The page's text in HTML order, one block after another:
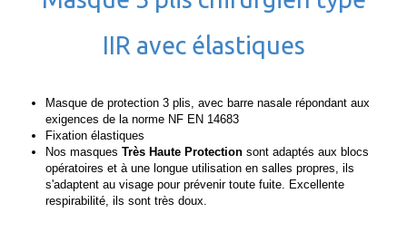
IIR avec élastiques
Masque de protection 3 plis, avec barre nasale répondant aux
exigences de la norme NF EN 14683
Fixation élastiques
Nos masques Très Haute Protection sont adaptés aux blocs
opératoires et à une longue utilisation en salles propres, ils
s'adaptent au visage pour prévenir toute fuite. Excellente
respirabilité, ils sont très doux.